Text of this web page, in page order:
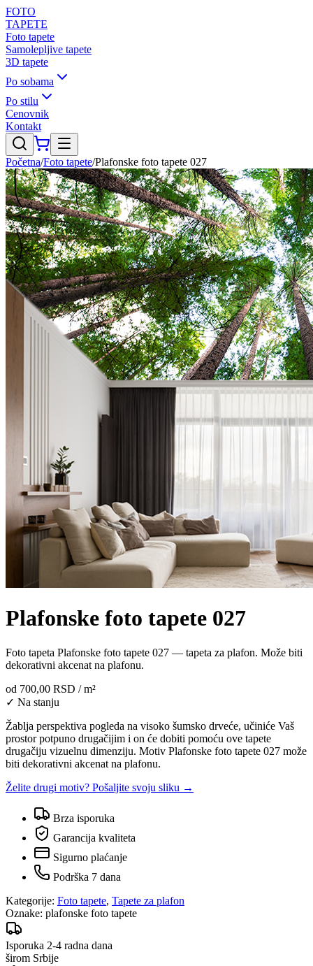
FOTO
TAPETE
Foto tapete
Samolepljive tapete
3D tapete
Po sobama
Po stilu
Cenovnik
Kontakt
Početna/Foto tapete/Plafonske foto tapete 027
Plafonske foto tapete 027
Foto tapeta Plafonske foto tapete 027 — tapeta za plafon. Može biti
dekorativni akcenat na plafonu.
od 700,00 RSD / m²
✓ Na stanju
Žablja perspektiva pogleda na visoko šumsko drveće, učiniće Vaš
prostor potpuno drugačijim i on će dobiti pomoću ove tapete
drugačiju vizuelnu dimenziju. Motiv Plafonske foto tapete 027 može
biti dekorativni akcenat na plafonu.
Želite drugi motiv? Pošaljite svoju sliku →
Brza isporuka
Garancija kvaliteta
Sigurno plaćanje
Podrška 7 dana
Kategorije: Foto tapete, Tapete za plafon
Oznake: plafonske foto tapete
Isporuka 2-4 radna dana
širom Srbije